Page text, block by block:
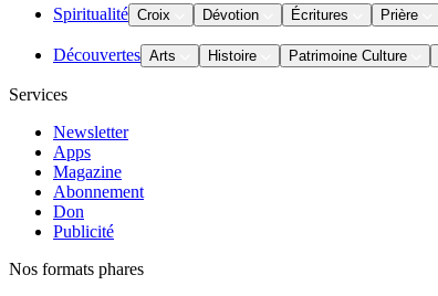
Spiritualité Croix Dévotion Écritures Prière
Découvertes Arts Histoire Patrimoine Culture
Services
Newsletter
Apps
Magazine
Abonnement
Don
Publicité
Nos formats phares